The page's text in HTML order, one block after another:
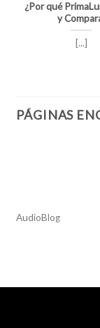
¿Por qué
y
[...]
PÁGINAS
AudioBlog